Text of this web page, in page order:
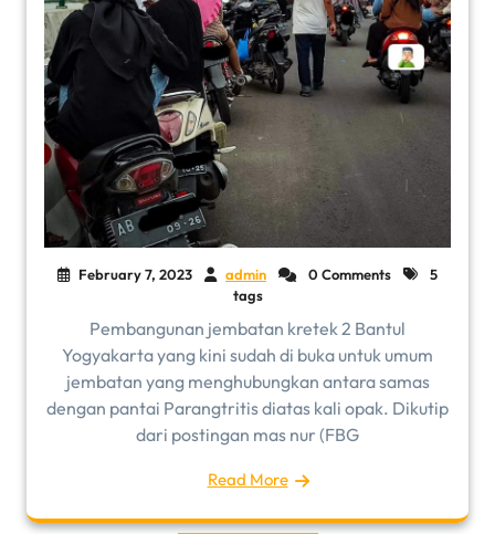
February 7, 2023 admin 0 Comments
5
tags
Pembangunan jembatan kretek 2 Bantul
Yogyakarta yang kini sudah di buka untuk umum
jembatan yang menghubungkan antara samas
dengan pantai Parangtritis diatas kali opak. Dikutip
dari postingan mas nur (FBG
Read More